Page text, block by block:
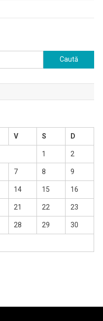
Caută
după:
V S D
1 2
7 8 9
14 15 16
21 22 23
28 29 30